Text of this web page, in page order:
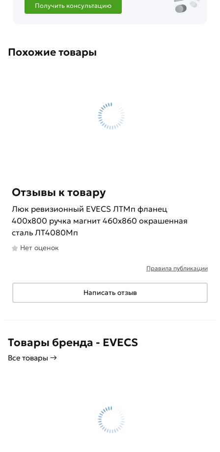
Получить консультацию
Похожие товары
Отзывы к товару
Люк ревизионный EVECS ЛТМп фланец
400x800 ручка магнит 460x860 окрашенная
сталь ЛТ4080Мп
Нет оценок
Правила публикации
Написать отзыв
Товары бренда - EVECS
Все товары →